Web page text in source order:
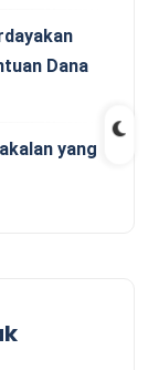
Dana
yang